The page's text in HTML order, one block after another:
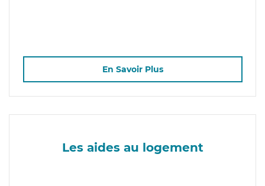
En Savoir Plus
Les aides au logement